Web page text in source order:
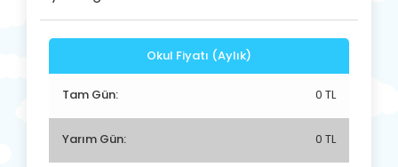
Okul Fiyatı (Aylık)
Tam Gün: 0 TL
Yarım Gün: 0 TL